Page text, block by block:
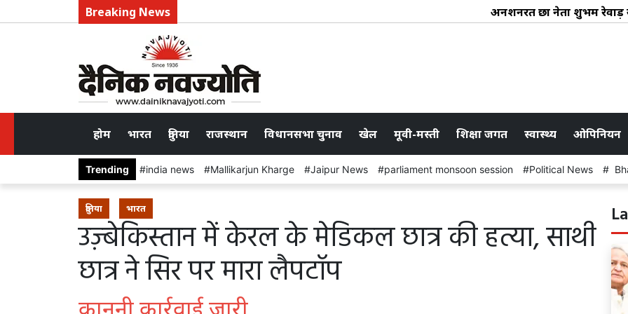
Breaking News अनशनरत छात्र नेता शुभम रेवाड़
होम भारत दुनिया राजस्थान विधानसभा चुनाव खेल मूवी-मस्ती शिक्षा जगत स्वास्थ्य ओपिनियन
Trending india news Mallikarjun Kharge Jaipur News parliament monsoon session Political News
दुनिया भारत
उज़्बेकिस्तान में केरल के मेडिकल छात्र की हत्या, साथी
छात्र ने सिर पर मारा लैपटॉप
कानूनी कार्रवाई जारी